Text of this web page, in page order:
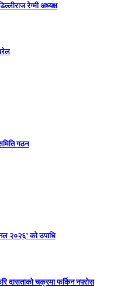
रेग्मी अध्यक्ष
गठन
२०२६’ को उपाधि
दासताको चक्रमा फर्किन नपरोस